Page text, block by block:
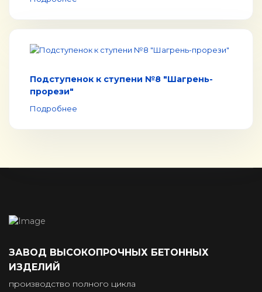
Подступенок к ступени №8 "Шагрень-
прорези"
Подробнее
ЗАВОД ВЫСОКОПРОЧНЫХ БЕТОННЫХ
ИЗДЕЛИЙ
производство полного цикла